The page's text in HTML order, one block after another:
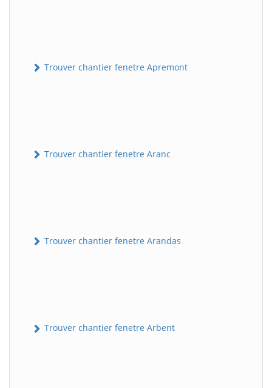
Trouver chantier fenetre Apremont
Trouver chantier fenetre Aranc
Trouver chantier fenetre Arandas
Trouver chantier fenetre Arbent